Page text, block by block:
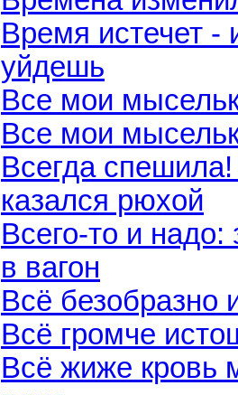
Время истечет -
уйдешь
Все мои
Все мои
Всегда
казался рюхой
Всего-то и надо:
в вагон
Всё безобразно
Всё громче
Всё жиже кровь